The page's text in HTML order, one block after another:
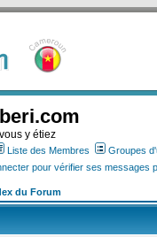
y étiez
Liste des Membres Groupes
pour vérifier ses messages
du Forum